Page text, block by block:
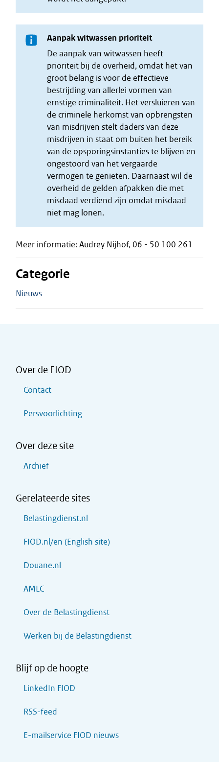
Aanpak witwassen prioriteit
De aanpak van witwassen heeft
prioriteit bij de overheid, omdat het van
groot belang is voor de effectieve
bestrijding van allerlei vormen van
ernstige criminaliteit. Het versluieren van
de criminele herkomst van opbrengsten
van misdrijven stelt daders van deze
misdrijven in staat om buiten het bereik
van de opsporingsinstanties te blijven en
ongestoord van het vergaarde
vermogen te genieten. Daarnaast wil de
overheid de gelden afpakken die met
misdaad verdiend zijn omdat misdaad
niet mag lonen.
Meer informatie: Audrey Nijhof, 06 - 50 100 261
Categorie
Nieuws
Over de FIOD
Contact
Persvoorlichting
Over deze site
Archief
Gerelateerde sites
Belastingdienst.nl
FIOD.nl/en (English site)
Douane.nl
AMLC
Over de Belastingdienst
Werken bij de Belastingdienst
Blijf op de hoogte
LinkedIn FIOD
RSS-feed
E-mailservice FIOD nieuws